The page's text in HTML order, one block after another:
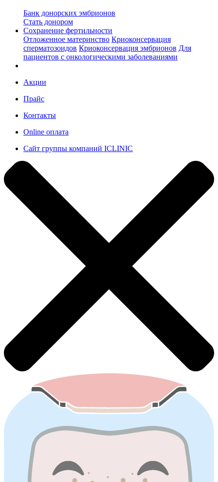
Банк донорских эмбрионов
Стать донором
Сохранение фертильности
Отложенное материнство Криоконсервация
сперматозоидов Криоконсервация эмбрионов Для
пациентов с онкологическими заболеваниями
Акции
Прайс
Контакты
Online оплата
Сайт группы компаний ICLINIC